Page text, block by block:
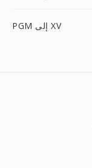
PGM إلى XV